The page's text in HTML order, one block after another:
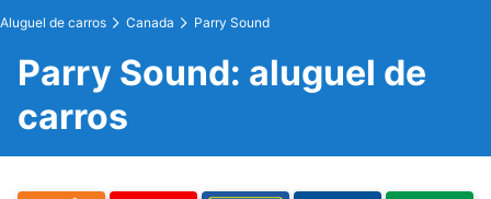
Aluguel de carros Canada Parry Sound
Parry Sound: aluguel de
carros